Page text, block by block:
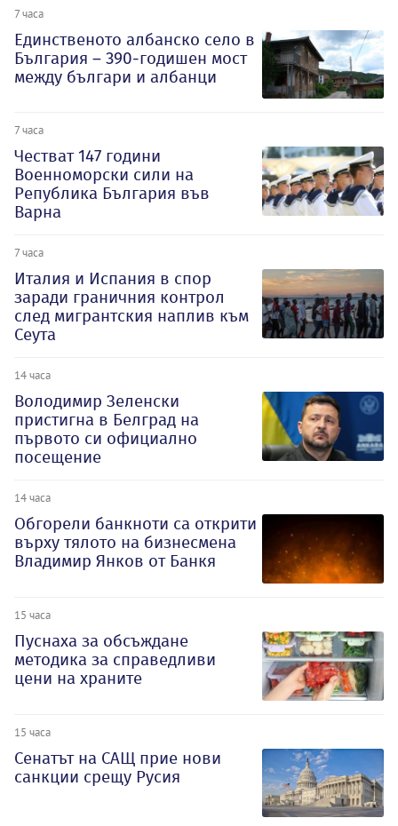
7 часа
Единственото албанско село в
България – 390-годишен мост
между българи и албанци
7 часа
Честват 147 години
Военноморски сили на
Република България във
Варна
7 часа
Италия и Испания в спор
заради граничния контрол
след мигрантския наплив към
Сеута
14 часа
Володимир Зеленски
пристигна в Белград на
първото си официално
посещение
14 часа
Обгорели банкноти са открити
върху тялото на бизнесмена
Владимир Янков от Банкя
15 часа
Пуснаха за обсъждане
методика за справедливи
цени на храните
15 часа
Сенатът на САЩ прие нови
санкции срещу Русия